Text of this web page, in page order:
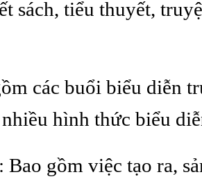
sách, tiểu thuyết,
các buổi biểu diễn
hình thức biểu
: Bao gồm việc tạo ra,